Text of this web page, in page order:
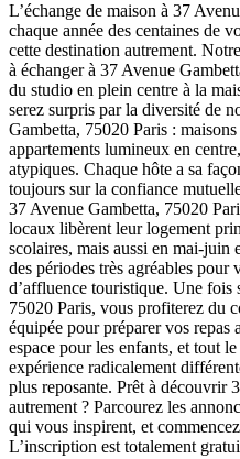
L’échange de maison à 37
chaque année des centaines de
cette destination autrement.
à échanger à 37 Avenue
du studio en plein centre à la
serez surpris par la diversité de
Gambetta, 75020 Paris :
appartements lumineux en
atypiques. Chaque hôte a sa
toujours sur la confiance
37 Avenue Gambetta, 75020
locaux libèrent leur logement
scolaires, mais aussi en mai-juin
des périodes très agréables
d’affluence touristique. Une fois
75020 Paris, vous profiterez du
équipée pour préparer vos repas
espace pour les enfants, et tout
expérience radicalement
plus reposante. Prêt à découvrir
autrement ? Parcourez les
qui vous inspirent, et
L’inscription est totalement